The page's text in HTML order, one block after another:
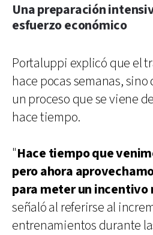
Una preparación
esfuerzo económico
Portaluppi explicó que el
hace pocas semanas,
un proceso que se viene
hace tiempo.
"Hace tiempo que
pero ahora
para meter un incentivo
señaló al referirse al
entrenamientos durante